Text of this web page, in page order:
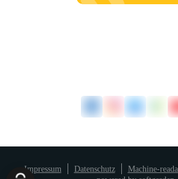
Impressum Datenschutz
Machine-